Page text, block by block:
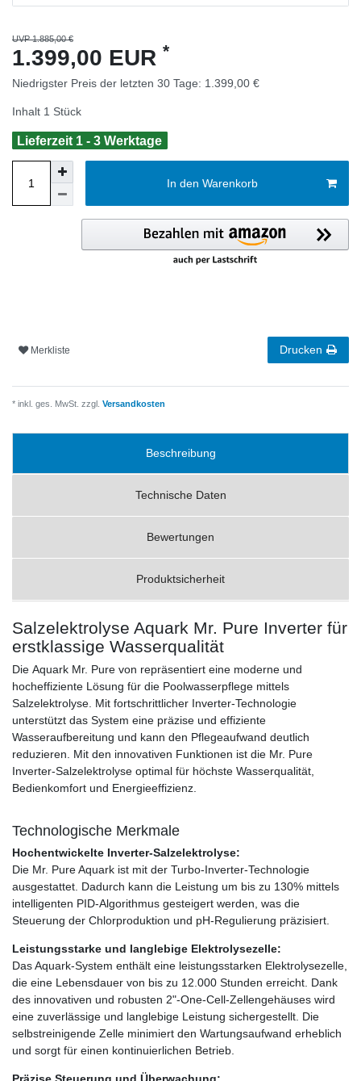
UVP 1.885,00 €
1.399,00 EUR *
Niedrigster Preis der letzten 30 Tage: 1.399,00 €
Inhalt 1 Stück
Lieferzeit 1 - 3 Werktage
In den Warenkorb
Merkliste Drucken
* inkl. ges. MwSt. zzgl. Versandkosten
Beschreibung
Technische Daten
Bewertungen
Produktsicherheit
Salzelektrolyse Aquark Mr. Pure Inverter für
erstklassige Wasserqualität
Die Aquark Mr. Pure von repräsentiert eine moderne und
hocheffiziente Lösung für die Poolwasserpflege mittels
Salzelektrolyse. Mit fortschrittlicher Inverter-Technologie
unterstützt das System eine präzise und effiziente
Wasseraufbereitung und kann den Pflegeaufwand deutlich
reduzieren. Mit den innovativen Funktionen ist die Mr. Pure
Inverter-Salzelektrolyse optimal für höchste Wasserqualität,
Bedienkomfort und Energieeffizienz.
Technologische Merkmale
Hochentwickelte Inverter-Salzelektrolyse:
Die Mr. Pure Aquark ist mit der Turbo-Inverter-Technologie
ausgestattet. Dadurch kann die Leistung um bis zu 130% mittels
intelligenten PID-Algorithmus gesteigert werden, was die
Steuerung der Chlorproduktion und pH-Regulierung präzisiert.
Leistungsstarke und langlebige Elektrolysezelle:
Das Aquark-System enthält eine leistungsstarken Elektrolysezelle,
die eine Lebensdauer von bis zu 12.000 Stunden erreicht. Dank
des innovativen und robusten 2"-One-Cell-Zellengehäuses wird
eine zuverlässige und langlebige Leistung sichergestellt. Die
selbstreinigende Zelle minimiert den Wartungsaufwand erheblich
und sorgt für einen kontinuierlichen Betrieb.